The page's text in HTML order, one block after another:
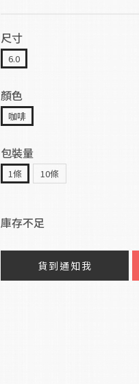
尺寸
6.0
顏色
咖啡
包裝量
1條 10條
庫存不足
貨到通知我